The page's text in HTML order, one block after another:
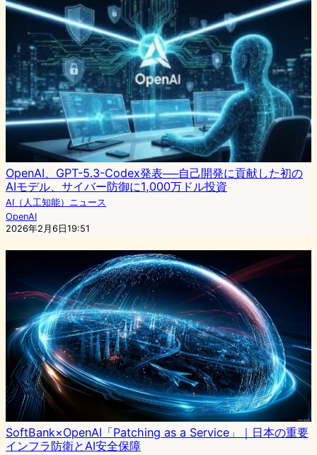
OpenAI、GPT-5.3-Codex発表──自己開発に貢献した初の
AIモデル、サイバー防御に1,000万ドル投資
AI（人工知能）ニュース
OpenAI
2026年2月6日19:51
SoftBank×OpenAI「Patching as a Service」｜日本の重要
インフラ防衛とAI安全保障